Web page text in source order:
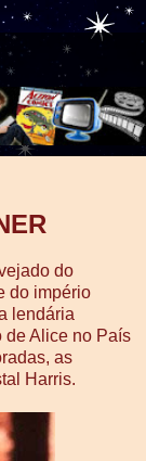
do
do império
lendária
de Alice no País
as
Harris.